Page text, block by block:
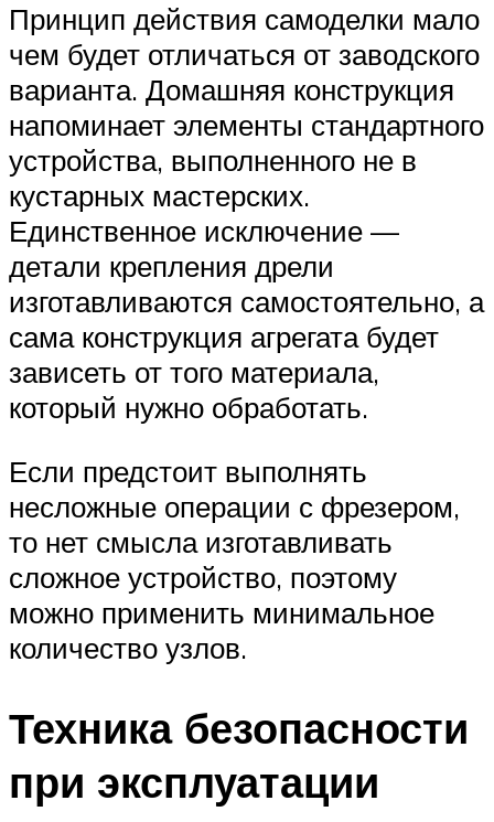
Принцип действия самоделки мало
чем будет отличаться от заводского
варианта. Домашняя конструкция
напоминает элементы стандартного
устройства, выполненного не в
кустарных мастерских.
Единственное исключение —
детали крепления дрели
изготавливаются самостоятельно, а
сама конструкция агрегата будет
зависеть от того материала,
который нужно обработать.
Если предстоит выполнять
несложные операции с фрезером,
то нет смысла изготавливать
сложное устройство, поэтому
можно применить минимальное
количество узлов.
Техника безопасности
при эксплуатации